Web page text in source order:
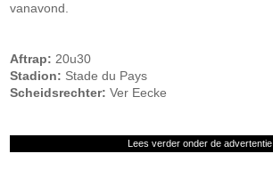
vanavond.
Aftrap: 20u30
Stadion: Stade du Pays
Scheidsrechter: Ver Eecke
Lees verder onder de advertentie